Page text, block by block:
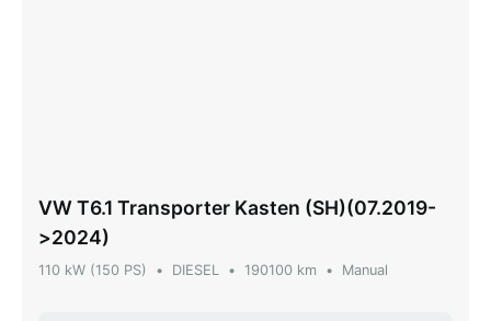
VW T6.1 Transporter Kasten (SH)(07.2019-
>2024)
110 kW (150 PS) • DIESEL • 190100 km • Manual